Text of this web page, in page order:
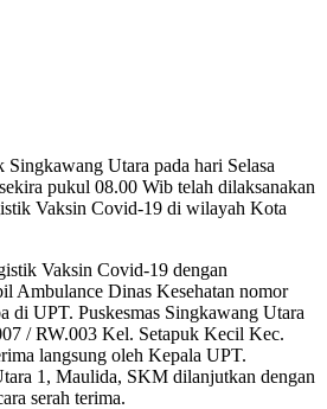
Utara pada hari Selasa
pukul 08.00 Wib telah dilaksanakan
Vaksin Covid-19 di wilayah Kota
Vaksin Covid-19 dengan
Ambulance Dinas Kesehatan nomor
di UPT. Puskesmas Singkawang Utara
/ RW.003 Kel. Setapuk Kecil Kec.
langsung oleh Kepala UPT.
1, Maulida, SKM dilanjutkan dengan
serah terima.